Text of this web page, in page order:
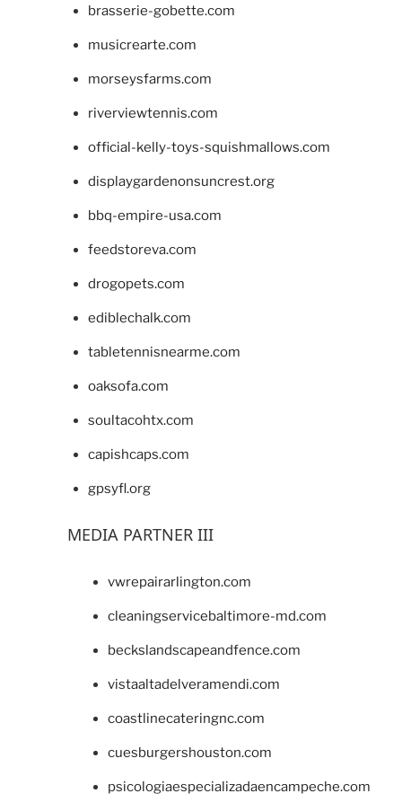
brasserie-gobette.com
musicrearte.com
morseysfarms.com
riverviewtennis.com
official-kelly-toys-squishmallows.com
displaygardenonsuncrest.org
bbq-empire-usa.com
feedstoreva.com
drogopets.com
ediblechalk.com
tabletennisnearme.com
oaksofa.com
soultacohtx.com
capishcaps.com
gpsyfl.org
MEDIA PARTNER III
vwrepairarlington.com
cleaningservicebaltimore-md.com
beckslandscapeandfence.com
vistaaltadelveramendi.com
coastlinecateringnc.com
cuesburgershouston.com
psicologiaespecializadaencampeche.com